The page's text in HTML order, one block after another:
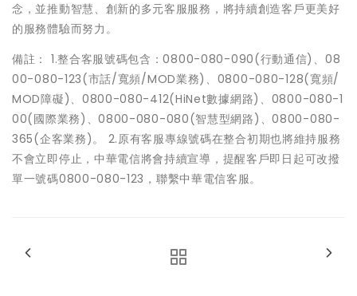
念，並推動智慧、創新的多元客服服務，將持續創造客戶更美好
的服務體驗而努力。
備註： 1.整合客服號碼包含：0800-080-090(行動通信)、08
00-080-123(市話/寬頻/MOD業務)、0800-080-128(寬頻/
MOD障礙)、0800-080-412(HiNet數據網路)、0800-080-1
00(國際業務)、0800-080-080(智慧型網路)、0800-080-
365(企客業務)。 2.原有客服專線號碼在整合初期也將維持服務
不會立即停止，中華電信將會持續宣導，提醒客戶即日起可改撥
單一號碼0800-080-123，聯繫中華電信客服。